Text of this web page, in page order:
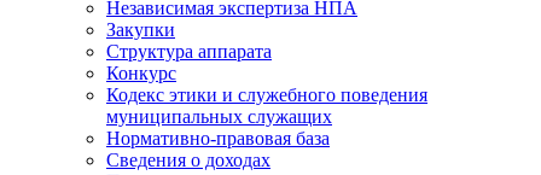
Независимая экспертиза НПА
Закупки
Структура аппарата
Конкурс
Кодекс этики и служебного поведения
муниципальных служащих
Нормативно-правовая база
Сведения о доходах